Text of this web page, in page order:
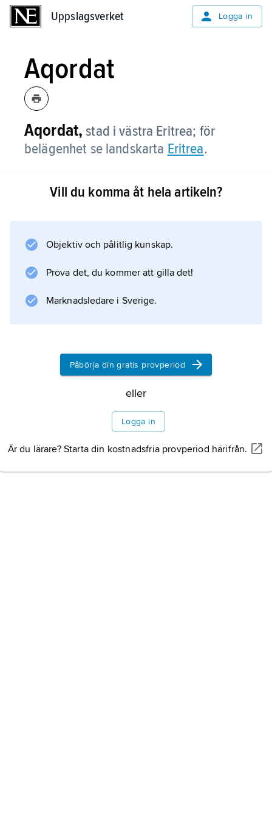
Uppslagsverket Logga in
Aqordat
Aqordat, stad i västra Eritrea; för
belägenhet se landskarta Eritrea.
Vill du komma åt hela artikeln?
Objektiv och pålitlig kunskap.
Prova det, du kommer att gilla det!
Marknadsledare i Sverige.
Påbörja din gratis provperiod
eller
Logga in
Är du lärare? Starta din kostnadsfria provperiod härifrån.